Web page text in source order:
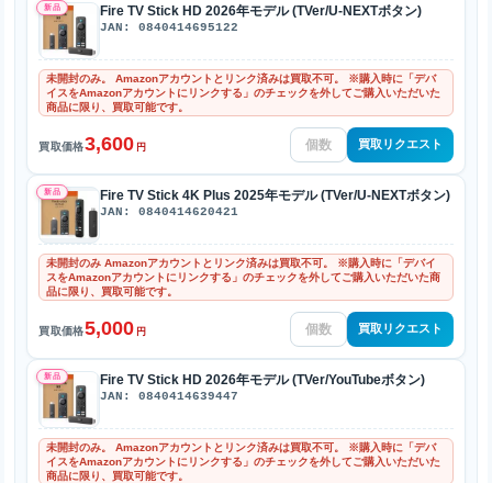
新品 Fire TV Stick HD 2026年モデル (TVer/U-NEXTボタン)
JAN: 0840414695122
未開封のみ。 Amazonアカウントとリンク済みは買取不可。 ※購入時に「デバ
イスをAmazonアカウントにリンクする」のチェックを外してご購入いただいた
商品に限り、買取可能です。
買取価格3,600 円 買取リクエスト
新品 Fire TV Stick 4K Plus 2025年モデル (TVer/U-NEXTボタン)
JAN: 0840414620421
未開封のみ Amazonアカウントとリンク済みは買取不可。 ※購入時に「デバイ
スをAmazonアカウントにリンクする」のチェックを外してご購入いただいた商
品に限り、買取可能です。
買取価格5,000 円 買取リクエスト
新品 Fire TV Stick HD 2026年モデル (TVer/YouTubeボタン)
JAN: 0840414639447
未開封のみ。 Amazonアカウントとリンク済みは買取不可。 ※購入時に「デバ
イスをAmazonアカウントにリンクする」のチェックを外してご購入いただいた
商品に限り、買取可能です。